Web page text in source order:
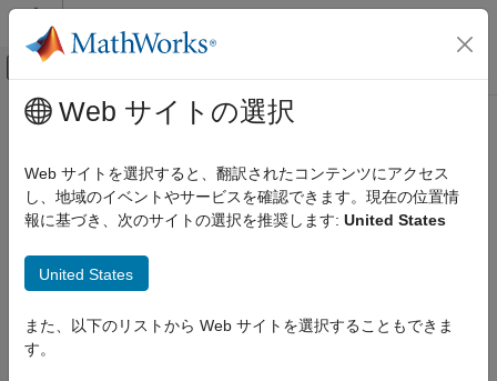
コンテンツへスキップ
オフキャンバス ナビゲーション メ
ドキュメンテーションのホーム
Embedded Coder
Deployment, Integration, and Supported
Embedded Coder Support Package for Linux
Applications
getDeploymentLocation
メインコンテンツ
getDeploymentLocation
Get deployment location for selected target computer
Since R2022b
Syntax
location = getDeploymentLocation(tg)
Description
Web サイトの選択
Web サイトを選択すると、翻訳されたコンテンツにアクセス
し、地域のイベントやサービスを確認できます。現在の位置情
報に基づき、次のサイトの選択を推奨します: United States
United States
また、以下のリストから Web サイトを選択することもできま
す。